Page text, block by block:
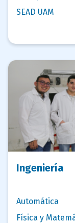
SEAD UAM
Ingeniería
Automática
Física y